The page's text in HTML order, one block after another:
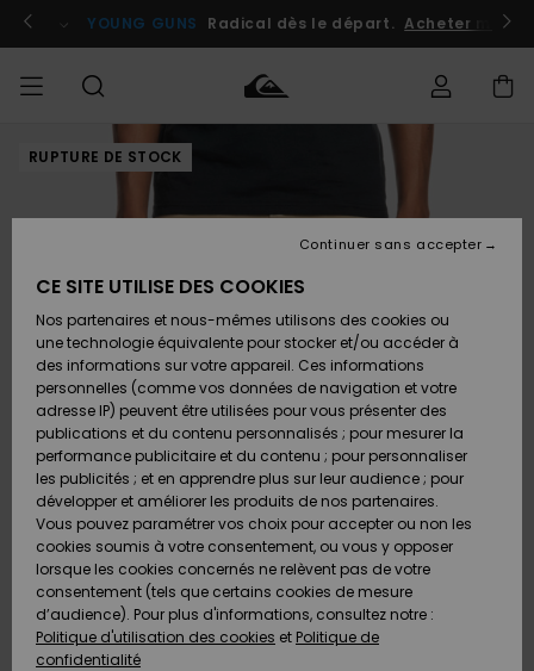
l'information
le
Se connecter / s'inscrire
YOUNG GUNS Radical dès le départ. Acheter
HOMME Vêtements
Chaussures
& Tongs
Surf
Snow
Nouveautés
Vêtements
Chaussures
& Tongs
Surf
Snow
Nouveautés
FEMME
Shop
A
Découvrir
Snow
SURF
Surf
Homme
Surf
Shop
Enfant
Highlights
Communauté
SNOW
Snow
Homme
Snow
Shop
Enfant
Snow
Shop
Femme
A
Découvrir
Communauté
OUTLET
Outlet
Enfant
Outlet
Femme
AIDE &
CONTACT
Accéder à
ma
Retours
Paiement
Carte
Cadeau
Quiksilver
Freedom
Protection
des
MAGASINS
RUPTURE DE STOCK
CE SITE UTILISE DES COOKIES
Nos partenaires et nous-mêmes utilisons des cookies ou
une technologie équivalente pour stocker et/ou accéder à
des informations sur votre appareil. Ces informations
personnelles (comme vos données de navigation et votre
adresse IP) peuvent être utilisées pour vous présenter des
publications et du contenu personnalisés ; pour mesurer la
performance publicitaire et du contenu ; pour personnaliser
les publicités ; et en apprendre plus sur leur audience ; pour
développer et améliorer les produits de nos partenaires.
Vous pouvez paramétrer vos choix pour accepter ou non les
cookies soumis à votre consentement, ou vous y opposer
lorsque les cookies concernés ne relèvent pas de votre
consentement (tels que certains cookies de mesure
d’audience). Pour plus d'informations, consultez notre :
Politique d'utilisation des cookies et Politique de
confidentialité
Continuer sans accepter